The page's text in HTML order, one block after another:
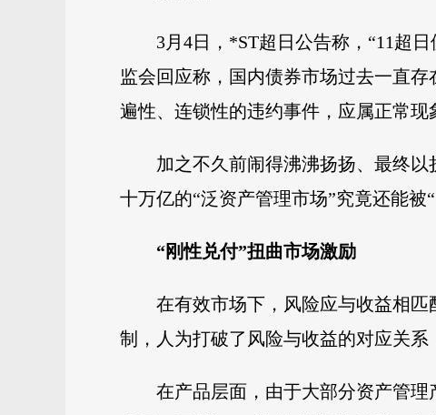
3月4日，*ST超日公告称，“11超
监会回应称，国内债券市场过去一直
遍性、连锁性的违约事件，应属正常现
加之不久前闹得沸沸扬扬、最终
十万亿的“泛资产管理市场”究竟还能被
“刚性兑付”扭曲市场激励
在有效市场下，风险应与收益相
制，人为打破了风险与收益的对应关系
在产品层面，由于大部分资产管